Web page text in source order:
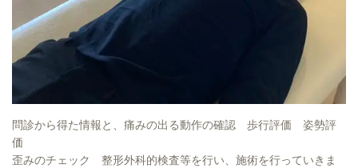
問診から得た情報と、痛みの出る動作の確認 歩行評価 姿勢評
価
歪みのチェック 整形外科的検査等を行い、施術を行っていきま